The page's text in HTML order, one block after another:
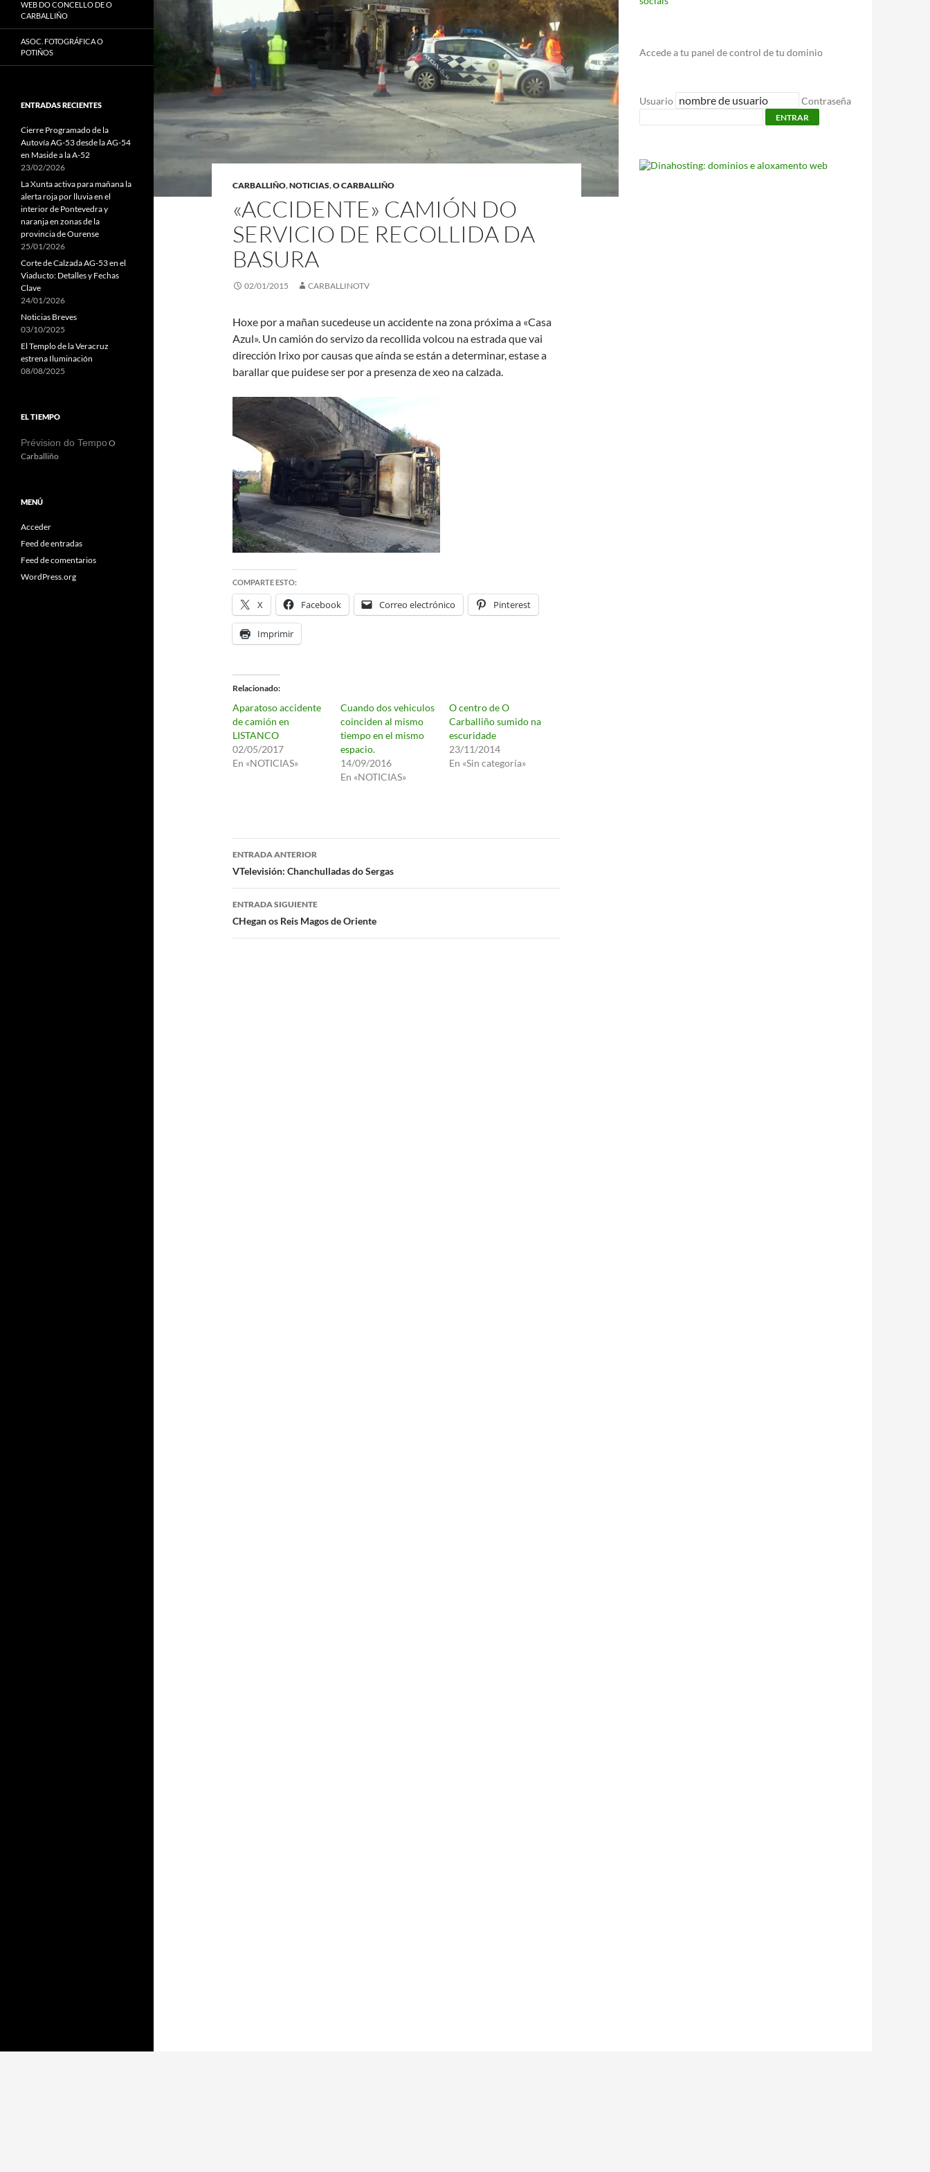
CARBALLIÑO,NOTICIAS,O CARBALLIÑO
«ACCIDENTE» CAMIÓN DO
SERVICIO DE RECOLLIDA DA
BASURA
02/01/2015 CARBALLINOTV
Hoxe por a mañan sucedeuse un accidente na zona próxima a «Casa
Azul». Un camión do servizo da recollida volcou na estrada que vai
dirección Irixo por causas que aínda se están a determinar, estase a
barallar que puidese ser por a presenza de xeo na calzada.
COMPARTE ESTO:
X Facebook Correo electrónico Pinterest
Imprimir
Relacionado
Aparatoso accidente
de camión en
LISTANCO
02/05/2017
En «NOTICIAS»
Cuando dos vehiculos
coinciden al mismo
tiempo en el mismo
espacio.
14/09/2016
En «NOTICIAS»
O centro de O
Carballiño sumido na
escuridade
23/11/2014
En «Sin categoría»
Navegación
de
entradas
ENTRADA ANTERIOR
VTelevisión: Chanchulladas do Sergas
ENTRADA SIGUIENTE
CHegan os Reis Magos de Oriente
Accede a tu panel de control de tu dominio
Usuario Contraseña
ENTRAR
WEB DO CONCELLO DE O
CARBALLIÑO
ASOC. FOTOGRÁFICA O
POTIÑOS
ENTRADAS RECIENTES
Cierre Programado de la
Autovía AG-53 desde la AG-54
en Maside a la A-52
23/02/2026
La Xunta activa para mañana la
alerta roja por lluvia en el
interior de Pontevedra y
naranja en zonas de la
provincia de Ourense
25/01/2026
Corte de Calzada AG-53 en el
Viaducto: Detalles y Fechas
Clave
24/01/2026
Noticias Breves
03/10/2025
El Templo de la Veracruz
estrena Iluminación
08/08/2025
EL TIEMPO
Prévision do Tempo O
Carballiño
MENÚ
Acceder
Feed de entradas
Feed de comentarios
WordPress.org